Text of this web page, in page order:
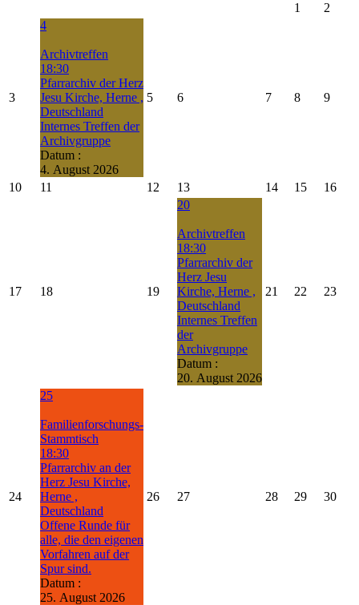
1
2
3
4
Archivtreffen
18:30
Pfarrarchiv der Herz
Jesu Kirche, Herne ,
Deutschland
Internes Treffen der
Archivgruppe
Datum :
4. August 2026
5 6 7 8 9
10 11 12 13 14 15 16
17 18 19
20
Archivtreffen
18:30
Pfarrarchiv der
Herz Jesu
Kirche, Herne ,
Deutschland
Internes Treffen
der
Archivgruppe
Datum :
20. August 2026
21 22 23
24
25
Familienforschungs-
Stammtisch
18:30
Pfarrarchiv an der
Herz Jesu Kirche,
Herne ,
Deutschland
Offene Runde für
alle, die den eigenen
Vorfahren auf der
Spur sind.
Datum :
25. August 2026
26 27 28 29 30